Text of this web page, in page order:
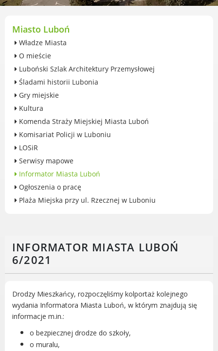
przekształceniowa
Ochrona środowiska
Edukacja ekologiczna
SZYKUJ SIĘ NA ZMIANY KLIMATU
Komunikacja miejska
Rolnictwo
Zwierzęta
Centrum Organizacji Pozarządowych
Karty honorowane w Luboniu
Konsultacje społeczne i ewaluacje
Luboński Budżet Obywatelski
Konkursy miejskie
Fundusze UE i krajowe
Zdrowie
Porady prawne
Wydarzenia
WYBORY
Likwidacja barier - seniorzy i osoby z
niepełnosprawnościami
INFORMATOR MIASTA LUBOŃ
6/2021
Drodzy Mieszkańcy, rozpoczęliśmy kolportaż kolejnego
wydania Informatora Miasta Luboń, w którym znajdują się
informacje m.in.:
o bezpiecznej drodze do szkoły,
o muralu,
Miasto Luboń
Władze Miasta
O mieście
Luboński Szlak Architektury Przemysłowej
Śladami historii Lubonia
Gry miejskie
Kultura
Komenda Straży Miejskiej Miasta Luboń
Komisariat Policji w Luboniu
LOSiR
Serwisy mapowe
Informator Miasta Luboń
Ogłoszenia o pracę
Plaża Miejska przy ul. Rzecznej w Luboniu